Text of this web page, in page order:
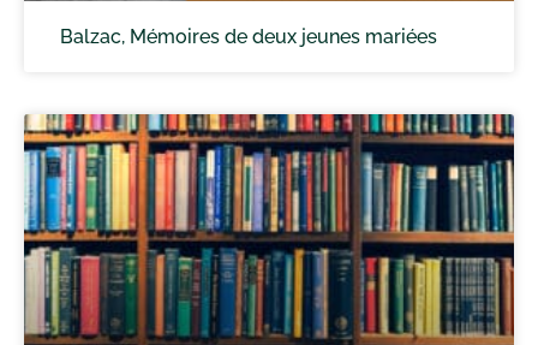
Balzac, Mémoires de deux jeunes mariées